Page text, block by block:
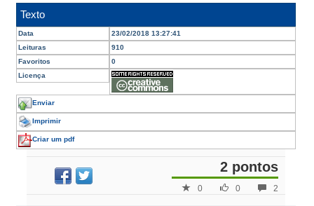
Texto
Data
23/02/2018 13:27:41
Leituras
910
Favoritos
0
Licença
Enviar
Imprimir
Criar um pdf
2 pontos
2
0
0